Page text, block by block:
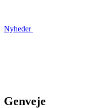
Nyheder
Genveje